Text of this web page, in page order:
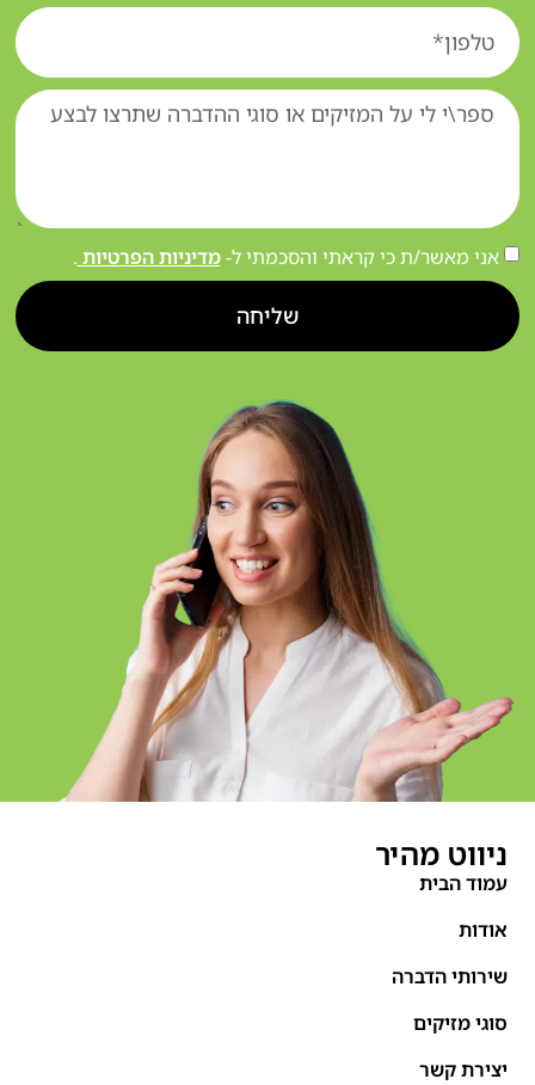
אני מאשר/ת כי קראתי והסכמתי ל-מדיניות הפרטיות .
שליחה
ניווט מהיר
עמוד הבית
אודות
שירותי הדברה
סוגי מזיקים
יצירת קשר